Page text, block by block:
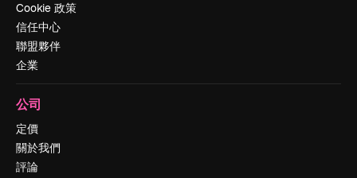
Cookie 政策
信任中心
聯盟夥伴
企業
公司
定價
關於我們
評論